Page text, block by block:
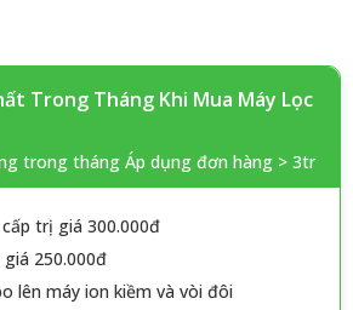
Trong Tháng Khi Mua Máy Lọc
trong tháng Áp dụng đơn hàng > 3tr
trị giá 300.000đ
250.000đ
lên máy ion kiềm và vòi đôi